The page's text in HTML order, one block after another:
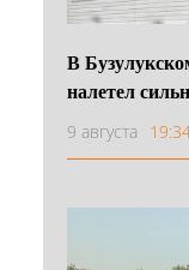
В
налетел
9 августа